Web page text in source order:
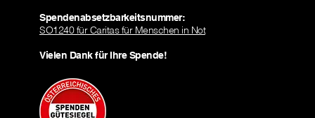
Spendenabsetzbarkeitsnummer:
SO1240 für Caritas für Menschen in Not
Vielen Dank für Ihre Spende!